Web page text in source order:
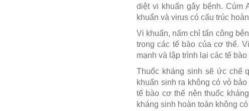
diệt vi khuẩn gây bệnh. Cúm
khuẩn và virus có cấu trúc
Vi khuẩn, nấm chỉ tấn công
trong các tế bào của cơ thể.
mạnh và lập trình lại các tế
Thuốc kháng sinh sẽ ức chế
khuẩn sinh ra không có vỏ
tế bào cơ thể nên thuốc
kháng sinh hoàn toàn không